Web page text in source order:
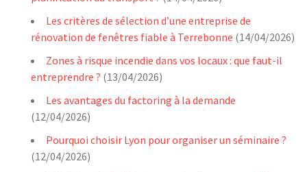
Les critères de sélection d’une entreprise de
rénovation de fenêtres fiable à Terrebonne (14/04/2026)
Zones à risque incendie dans vos locaux : que faut-il
entreprendre ? (13/04/2026)
Les avantages du factoring à la demande
(12/04/2026)
Pourquoi choisir Lyon pour organiser un séminaire ?
(12/04/2026)